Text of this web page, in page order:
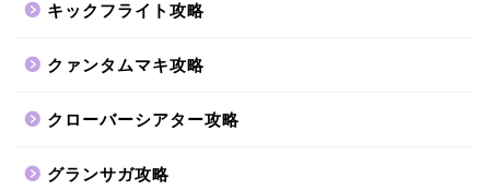
キックフライト攻略
クァンタムマキ攻略
クローバーシアター攻略
グランサガ攻略